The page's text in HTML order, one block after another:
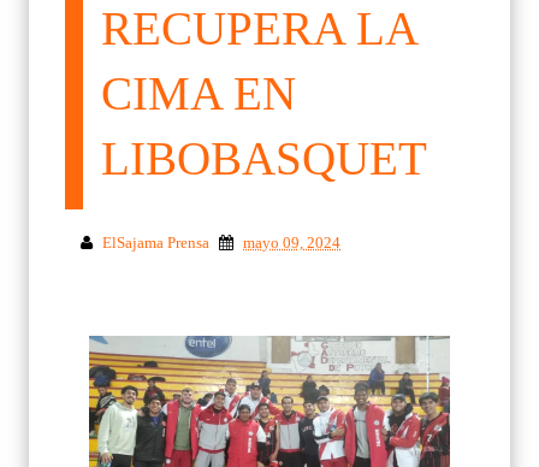
RECUPERA LA
CIMA EN
LIBOBASQUET
ElSajama Prensa mayo 09, 2024